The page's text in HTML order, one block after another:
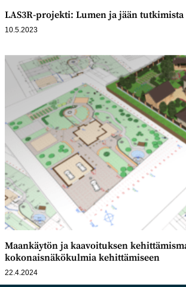
LAS3R-projekti: Lumen ja jään
10.5.2023
Maankäytön ja kaavoituksen
kokonaisnäkökulmia kehittämiseen
22.4.2024